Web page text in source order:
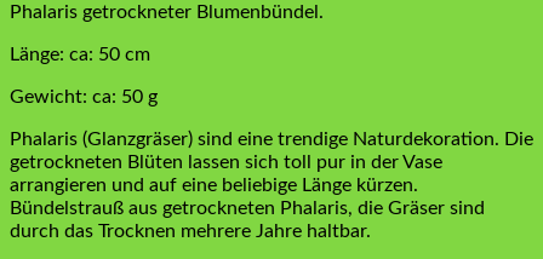
Phalaris getrockneter Blumenbündel.
Länge: ca: 50 cm
Gewicht: ca: 50 g
Phalaris (Glanzgräser) sind eine trendige Naturdekoration. Die
getrockneten Blüten lassen sich toll pur in der Vase
arrangieren und auf eine beliebige Länge kürzen.
Bündelstrauß aus getrockneten Phalaris, die Gräser sind
durch das Trocknen mehrere Jahre haltbar.